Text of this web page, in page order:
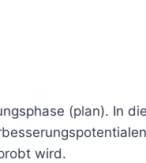
(plan). In
wird.